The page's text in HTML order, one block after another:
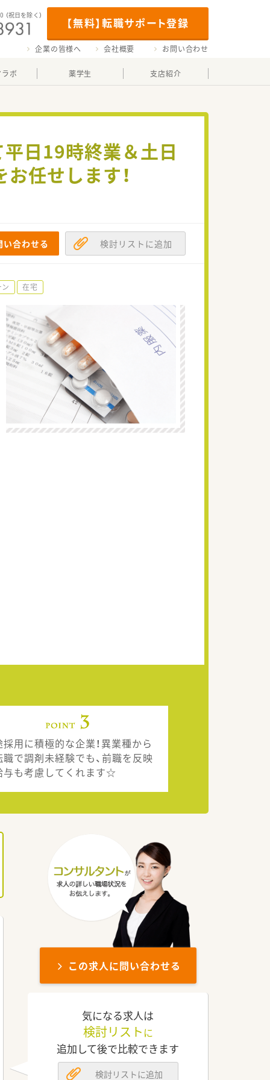
【無料】転職サポート登録
（祝日を除く）
企業の皆様へ 会社概要 お問い合わせ
ボ 薬学生 支店紹介
日19時終業＆土日
任せします！
い合わせる 検討リストに追加
在宅
採用に積極的な企業！異業種から
職で調剤未経験でも、前職を反映
与も考慮してくれます☆
この求人に問い合わせる
気になる求人は
検討リスト に
追加して後で比較できます
検討リストに追加